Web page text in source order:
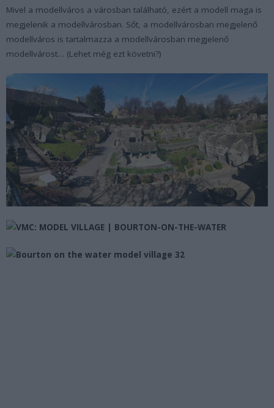
Mivel a modellváros a városban található, ezért a modell maga is
megjelenik a modellvárosban. Sőt, a modellvárosban megjelenő
modellváros is tartalmazza a modellvárosban megjelenő
modellvárost… (Lehet még ezt követni?)